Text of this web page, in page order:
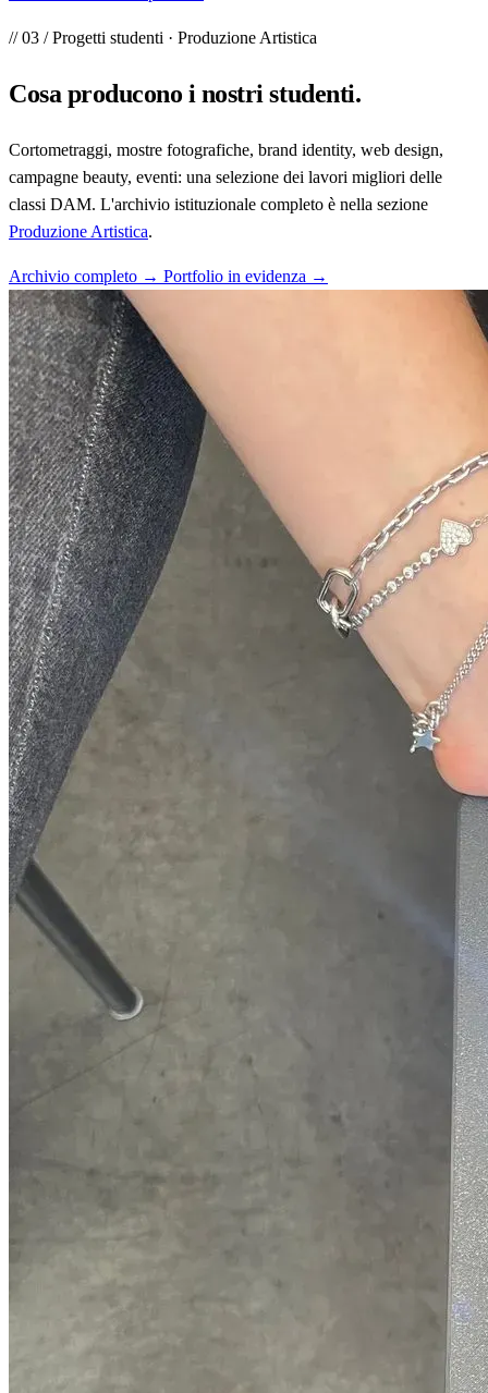
// 03 / Progetti studenti · Produzione Artistica
Cosa producono i nostri studenti.
Cortometraggi, mostre fotografiche, brand identity, web design,
campagne beauty, eventi: una selezione dei lavori migliori delle
classi DAM. L'archivio istituzionale completo è nella sezione
Produzione Artistica.
Archivio completo → Portfolio in evidenza →